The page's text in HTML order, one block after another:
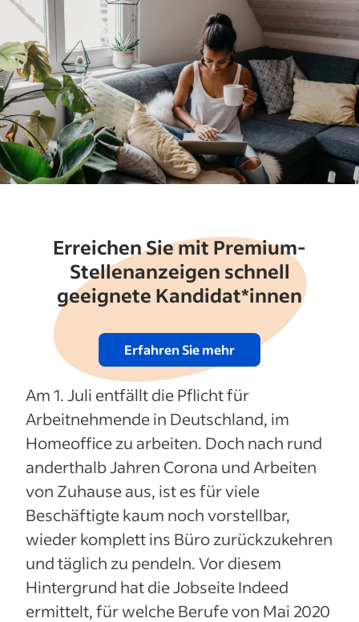
Erreichen Sie mit Premium-
Stellenanzeigen schnell
geeignete Kandidat*innen
Erfahren Sie mehr
Am 1. Juli entfällt die Pflicht für
Arbeitnehmende in Deutschland, im
Homeoffice zu arbeiten. Doch nach rund
anderthalb Jahren Corona und Arbeiten
von Zuhause aus, ist es für viele
Beschäftigte kaum noch vorstellbar,
wieder komplett ins Büro zurückzukehren
und täglich zu pendeln. Vor diesem
Hintergrund hat die Jobseite Indeed
ermittelt, für welche Berufe von Mai 2020